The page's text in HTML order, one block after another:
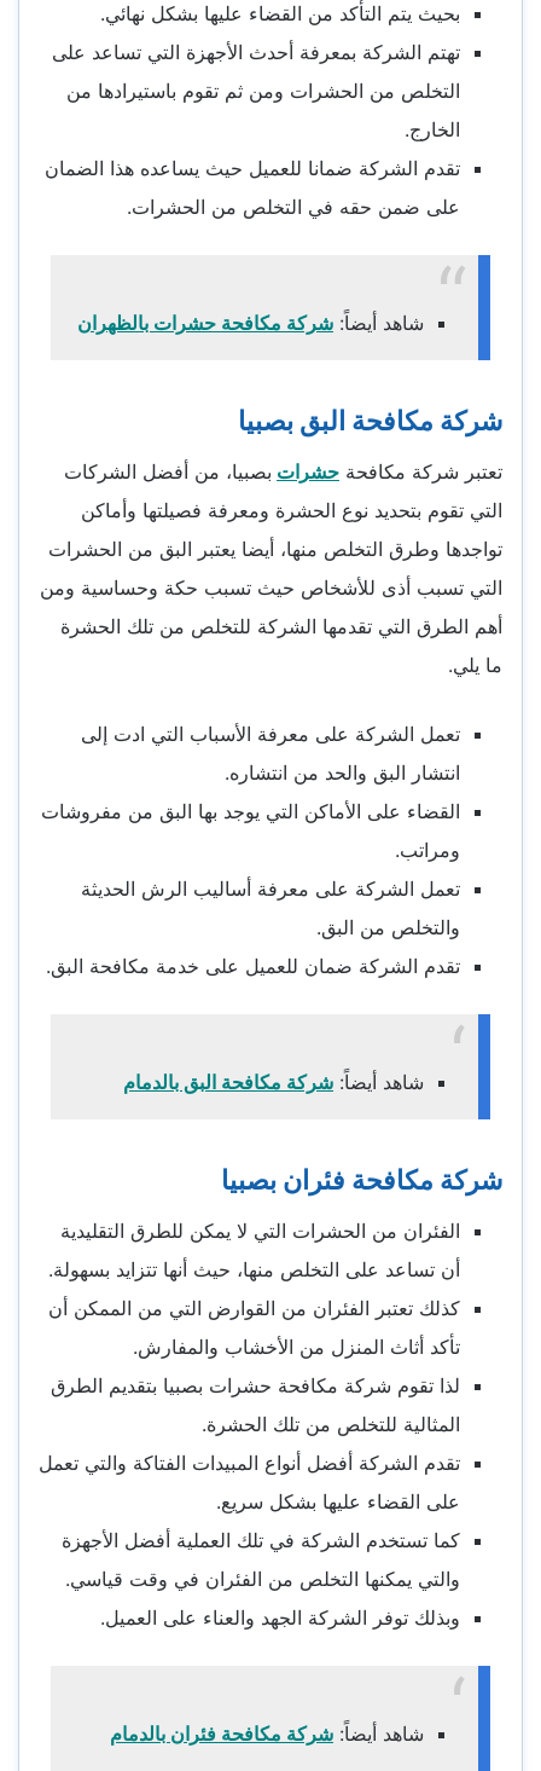
بحيث يتم التأكد من القضاء عليها بشكل نهائي.
تهتم الشركة بمعرفة أحدث الأجهزة التي تساعد على
التخلص من الحشرات ومن ثم تقوم باستيرادها من
الخارج.
تقدم الشركة ضمانا للعميل حيث يساعده هذا الضمان
على ضمن حقه في التخلص من الحشرات.
شاهد أيضاً: شركة مكافحة حشرات بالظهران
شركة مكافحة البق بصبيا
تعتبر شركة مكافحة حشرات بصبيا، من أفضل الشركات
التي تقوم بتحديد نوع الحشرة ومعرفة فصيلتها وأماكن
تواجدها وطرق التخلص منها، أيضا يعتبر البق من الحشرات
التي تسبب أذى للأشخاص حيث تسبب حكة وحساسية ومن
أهم الطرق التي تقدمها الشركة للتخلص من تلك الحشرة
ما يلي.
تعمل الشركة على معرفة الأسباب التي ادت إلى
انتشار البق والحد من انتشاره.
القضاء على الأماكن التي يوجد بها البق من مفروشات
ومراتب.
تعمل الشركة على معرفة أساليب الرش الحديثة
والتخلص من البق.
تقدم الشركة ضمان للعميل على خدمة مكافحة البق.
شاهد أيضاً: شركة مكافحة البق بالدمام
شركة مكافحة فئران بصبيا
الفئران من الحشرات التي لا يمكن للطرق التقليدية
أن تساعد على التخلص منها، حيث أنها تتزايد بسهولة.
كذلك تعتبر الفئران من القوارض التي من الممكن أن
تأكد أثاث المنزل من الأخشاب والمفارش.
لذا تقوم شركة مكافحة حشرات بصبيا بتقديم الطرق
المثالية للتخلص من تلك الحشرة.
تقدم الشركة أفضل أنواع المبيدات الفتاكة والتي تعمل
على القضاء عليها بشكل سريع.
كما تستخدم الشركة في تلك العملية أفضل الأجهزة
والتي يمكنها التخلص من الفئران في وقت قياسي.
وبذلك توفر الشركة الجهد والعناء على العميل.
شاهد أيضاً: شركة مكافحة فئران بالدمام